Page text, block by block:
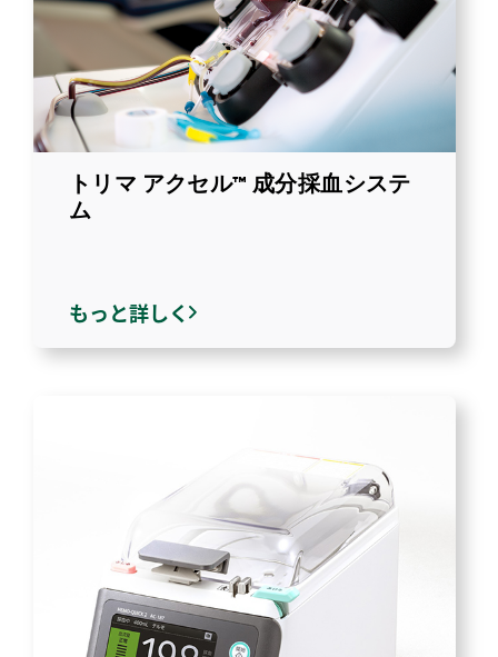
トリマ アクセル™ 成分採血システ
ム
もっと詳しく